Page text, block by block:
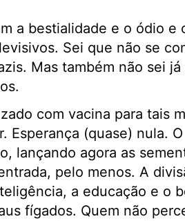
a bestialidade e o ódio e
Sei que não se
Mas também não sei
com vacina para tais
Esperança (quase) nula.
lançando agora as
pelo menos. A
a educação e o
fígados. Quem não